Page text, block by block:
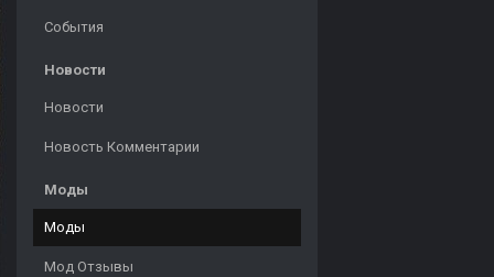
События
Новости
Новости
Новость Комментарии
Моды
Моды
Мод Отзывы